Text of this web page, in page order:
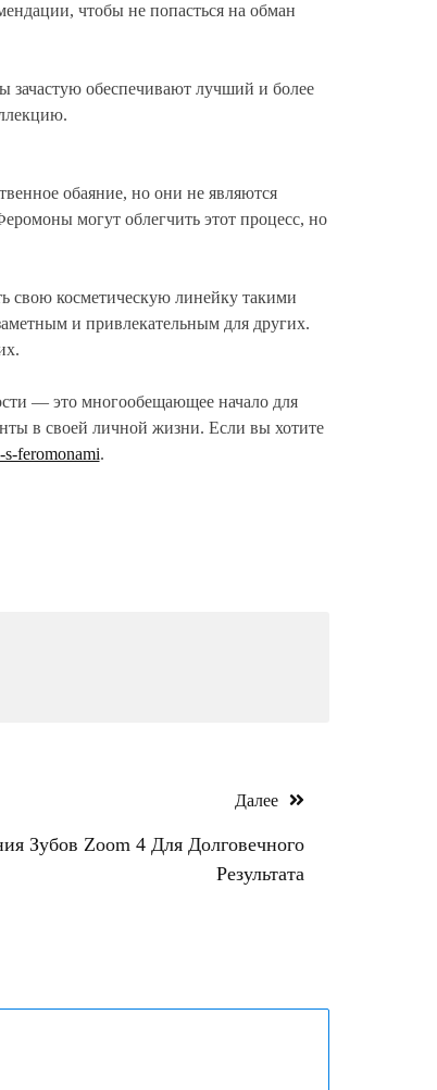
чтобы не попасться на обман
зачастую обеспечивают лучший и более
обаяние, но они не являются
могут облегчить этот процесс, но
свою косметическую линейку такими
и привлекательным для других.
— это многообещающее начало для
в своей личной жизни. Если вы хотите
feromonami.
Далее
Зубов Zoom 4 Для Долговечного
Результата